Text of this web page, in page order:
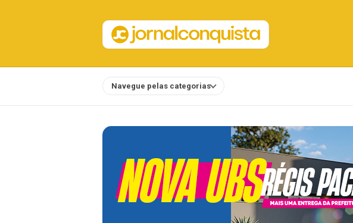
Navegue pelas categorias